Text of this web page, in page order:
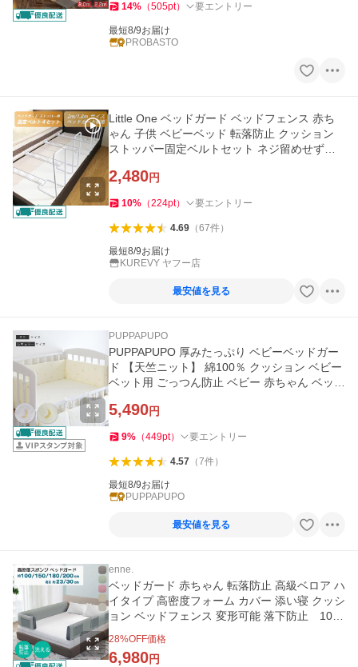
14% （505pt） 要エントリー
最短8/9お届け
PROBASTO
Little One ベッドガード ベッドフェンス 赤ち
ゃん 子供 ベビーベッド 転落防止 クッション
ストッパー固定ベルトセット ネジ留めせずに
2,480円
10% （224pt） 要エントリー
4.69（67件）
最短8/9お届け
KUREVY ヤフー店
最安値を見る
PUPPAPUPO
PUPPAPUPO 厚みたっぷり ベビーベッドガー
ド 【天竺ニット】 綿100％ クッション ベビー
ベット用 ごっつん防止 ベビー 赤ちゃん ベッド
5,490円
9% （449pt） 要エントリー
4.57（7件）
最短8/9お届け
PUPPAPUPO
最安値を見る
enne.
ベッドガード 赤ちゃん 転落防止 高級ベロア ハ
イタイプ 高密度フォーム カバー 添い寝 クッシ
ョン ベッドフェンス 変形可能 落下防止 100/
28%OFF価格
6,980円